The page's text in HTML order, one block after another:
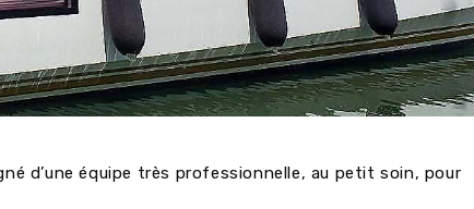
d’une équipe très professionnelle, au petit soin, pour